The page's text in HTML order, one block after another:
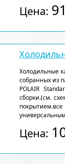
Цена:
Холодильные
собранных из
POLAIR
сборки.(см.
Цена: